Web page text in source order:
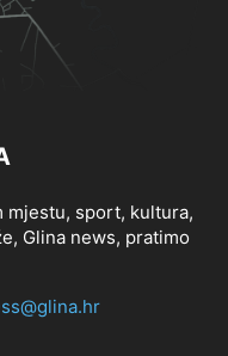
mjestu, sport, kultura,
Glina news, pratimo